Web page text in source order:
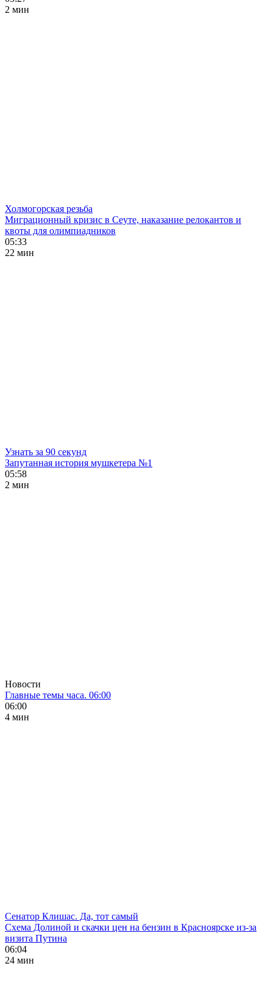
2 мин
Холмогорская резьба
Миграционный кризис в Сеуте, наказание релокантов и
квоты для олимпиадников
05:33
22 мин
Узнать за 90 секунд
Запутанная история мушкетера №1
05:58
2 мин
Новости
Главные темы часа. 06:00
06:00
4 мин
Сенатор Клишас. Да, тот самый
Схема Долиной и скачки цен на бензин в Красноярске из-за
визита Путина
06:04
24 мин